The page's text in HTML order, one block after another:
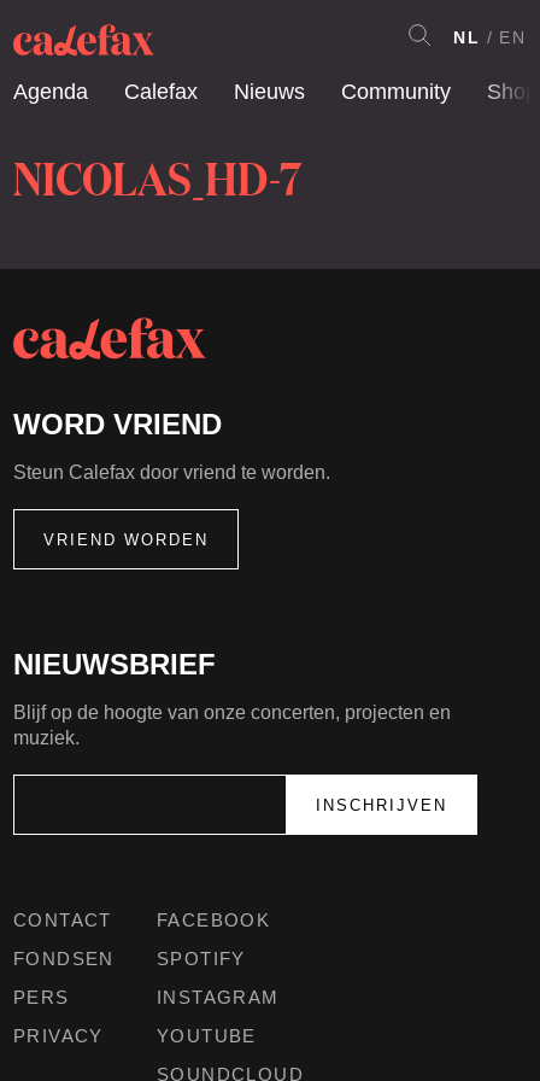
Agenda Calefax Nieuws Community Shop
NL EN
NICOLAS_HD-7
CONTACT
FONDSEN
PERS
PRIVACY
FACEBOOK
SPOTIFY
INSTAGRAM
YOUTUBE
SOUNDCLOUD
NIEUWSBRIEF
Blijf op de hoogte van onze concerten, projecten en
muziek.
WORD VRIEND
Steun Calefax door vriend te worden.
VRIEND WORDEN